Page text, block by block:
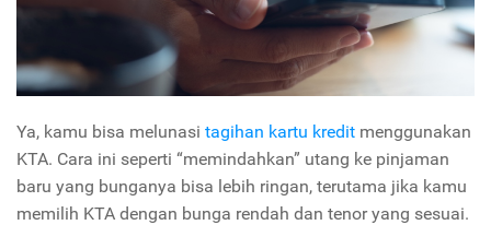
Ya, kamu bisa melunasi tagihan kartu kredit menggunakan
KTA. Cara ini seperti “memindahkan” utang ke pinjaman
baru yang bunganya bisa lebih ringan, terutama jika kamu
memilih KTA dengan bunga rendah dan tenor yang sesuai.